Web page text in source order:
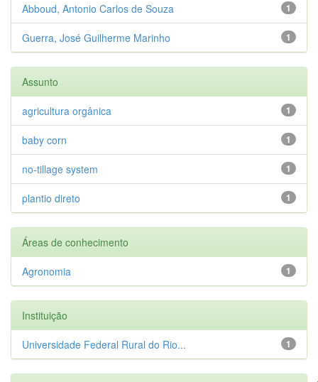
1
Abboud, Antonio Carlos de Souza
1
Guerra, José Guilherme Marinho
Assunto
1
agricultura orgânica
1
baby corn
1
no-tillage system
1
plantio direto
Áreas de conhecimento
1
Agronomia
Instituição
1
Universidade Federal Rural do Rio...